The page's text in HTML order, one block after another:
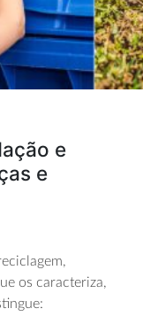
e
e
os caracteriza,